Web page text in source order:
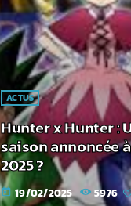
ACTUS
Hunter x Hunter :
saison annoncée
2025 ?
today 19/02/2025 5976